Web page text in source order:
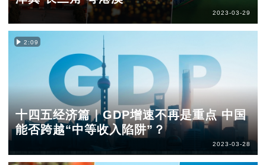
2023-03-29
2:09
十四五经济篇｜GDP增速不再是重点 中国
能否跨越“中等收入陷阱”？
2023-03-28